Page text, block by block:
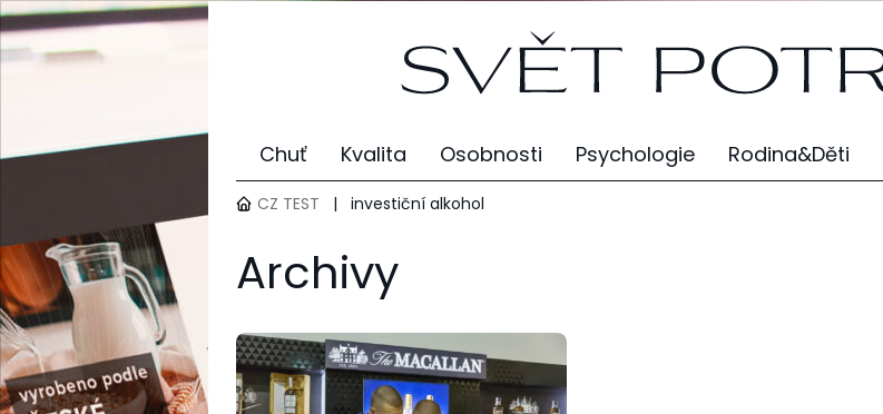
Chuť Kvalita Osobnosti Psychologie Rodina&Děti
CZ TEST | investiční alkohol
Archivy